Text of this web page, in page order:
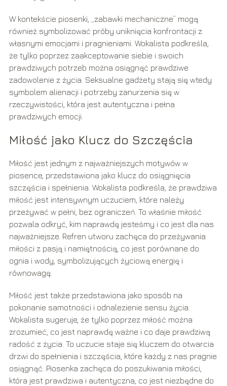
W kontekście piosenki, „zabawki mechaniczne” mogą
również symbolizować próby uniknięcia konfrontacji z
własnymi emocjami i pragnieniami. Wokalista podkreśla,
że tylko poprzez zaakceptowanie siebie i swoich
prawdziwych potrzeb można osiągnąć prawdziwe
zadowolenie z życia. Seksualne gadżety stają się wtedy
symbolem alienacji i potrzeby zanurzenia się w
rzeczywistości, która jest autentyczna i pełna
prawdziwych emocji.
Miłość jako Klucz do Szczęścia
Miłość jest jednym z najważniejszych motywów w
piosence, przedstawiona jako klucz do osiągnięcia
szczęścia i spełnienia. Wokalista podkreśla, że prawdziwa
miłość jest intensywnym uczuciem, które należy
przeżywać w pełni, bez ograniczeń. To właśnie miłość
pozwala odkryć, kim naprawdę jesteśmy i co jest dla nas
najważniejsze. Refren utworu zachęca do przeżywania
miłości z pasją i namiętnością, co jest porównane do
ognia i wody, symbolizujących życiową energię i
równowagę.
Miłość jest także przedstawiona jako sposób na
pokonanie samotności i odnalezienie sensu życia.
Wokalista sugeruje, że tylko poprzez miłość można
zrozumieć, co jest naprawdę ważne i co daje prawdziwą
radość z życia. To uczucie staje się kluczem do otwarcia
drzwi do spełnienia i szczęścia, które każdy z nas pragnie
osiągnąć. Piosenka zachęca do poszukiwania miłości,
która jest prawdziwa i autentyczna, co jest niezbędne do